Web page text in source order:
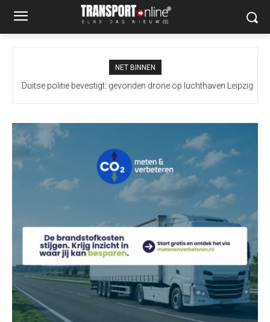
NET BINNEN
Duitse politie bevestigt: gevonden drone op luchthaven Leipzig